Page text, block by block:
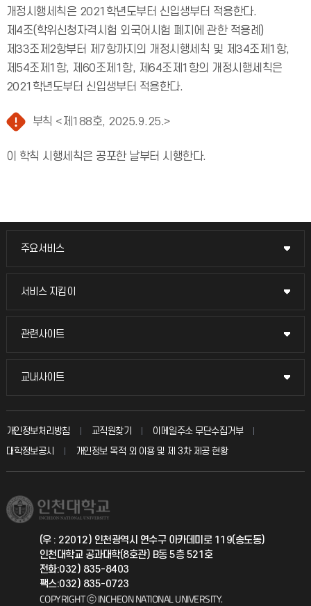
개정시행세칙은 2021학년도부터 신입생부터 적용한다.
제4조(학위신청자격시험 외국어시험 폐지에 관한 적용례)
제33조제2항부터 제7항까지의 개정시행세칙 및 제34조제1항,
제54조제1항, 제60조제1항, 제64조제1항의 개정시행세칙은
2021학년도부터 신입생부터 적용한다.
부칙 <제188호, 2025.9.25.>
이 학칙 시행세칙은 공포한 날부터 시행한다.
주요서비스
주요서비스
교무회의방송
입학안내
취업정보(학생)
서비스 지킴이
서비스 지킴이
묻고 답하기
칭찬마당
학생서비스 지킴이
관련사이트
관련사이트
국방헬프콜
총동문회
교내사이트
교내사이트
교수회
교육혁신본부
국제지원과
공자아카데미
기초교육원
개인정보처리방침 교직원찾기
이메일주소 무단수집거부
대학정보공시
개인정보 목적 외 이용 및 제 3차 제공 현황
(우 : 22012) 인천광역시 연수구 아카데미로 119(송도동)
인천대학교 공과대학(8호관) B동 5층 521호
전화:032) 835-8403
팩스:032) 835-0723
COPYRIGHT ⓒ INCHEON NATIONAL UNIVERSITY.